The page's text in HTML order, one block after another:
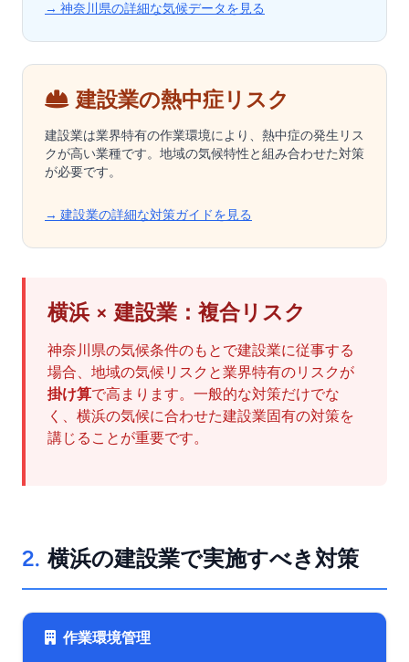
→ 神奈川県の詳細な気候データを見る
建設業の熱中症リスク
建設業は業界特有の作業環境により、熱中症の発生リス
クが高い業種です。地域の気候特性と組み合わせた対策
が必要です。
→ 建設業の詳細な対策ガイドを見る
横浜 × 建設業：複合リスク
神奈川県の気候条件のもとで建設業に従事する
場合、地域の気候リスクと業界特有のリスクが
掛け算で高まります。一般的な対策だけでな
く、横浜の気候に合わせた建設業固有の対策を
講じることが重要です。
2. 横浜の建設業で実施すべき対策
作業環境管理